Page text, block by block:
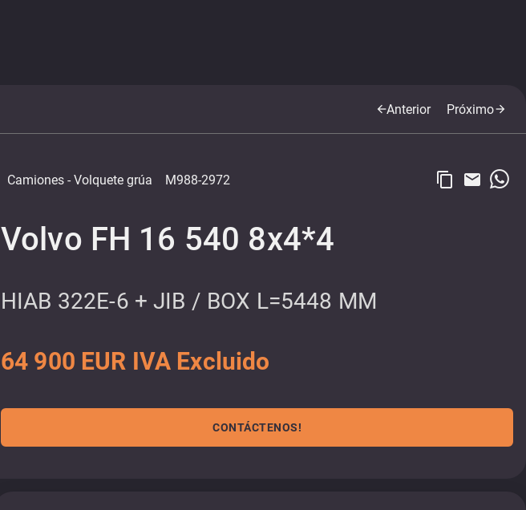
arrow_backAnterior Próximoarrow_forward
Camiones - Volquete grúa M988-2972 content_copy email
Volvo FH 16 540 8x4*4
HIAB 322E-6 + JIB / BOX L=5448 MM
64 900 EUR IVA Excluido
CONTÁCTENOS!